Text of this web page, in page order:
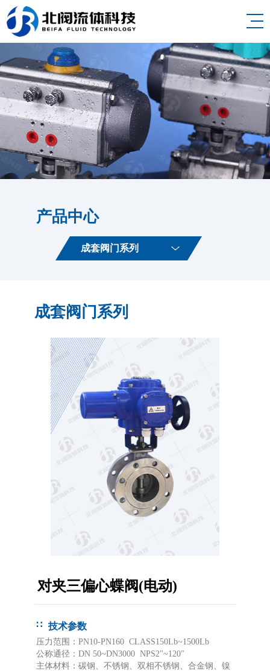
产品中心
成套阀门系列
成套阀门系列
对夹三偏心蝶阀(电动)
技术参数
压力范围：PN10-PN160 CLASS150Lb~1500Lb
公称通径：DN 50~DN3000 NPS2"~120"
主体材料：碳钢、不锈钢、双相不锈钢、合金钢、镍